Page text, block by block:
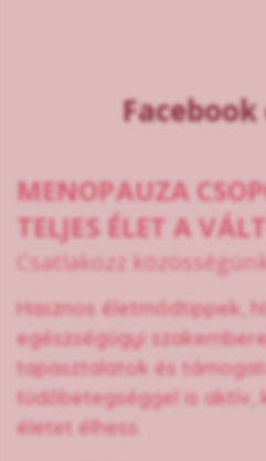
MENOPAUZA
TELJES ÉLET A
Csatlakozz
Hasznos életmódtippek,
egészségügyi
tapasztalatok és
tüdőbetegséggel is aktív,
életet élhess.